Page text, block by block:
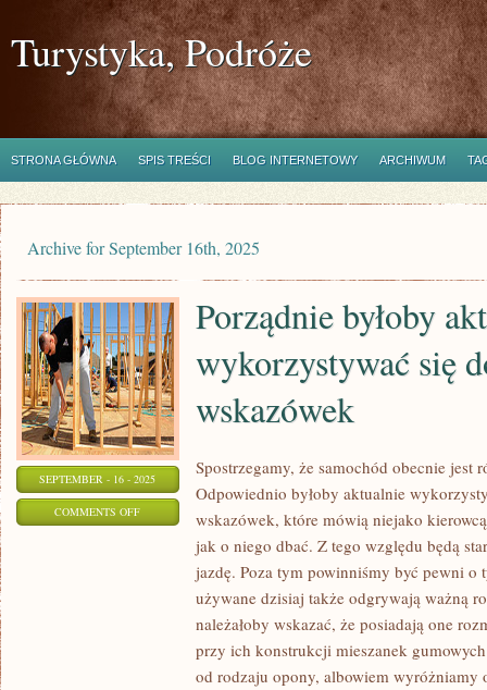
Turystyka, Podróże
STRONA GŁÓWNA SPIS TREŚCI BLOG INTERNETOWY ARCHIWUM
Archive for September 16th, 2025
SEPTEMBER - 16 - 2025
COMMENTS OFFON
PORZĄDNIE
WYKORZYSTYWAĆ
Porządnie byłoby
wykorzystywać się
wskazówek
Spostrzegamy, że samochód obecnie jest
Odpowiednio byłoby aktualnie
wskazówek, które mówią niejako
jak o niego dbać. Z tego względu będą
jazdę. Poza tym powinniśmy być pewni o
używane dzisiaj także odgrywają ważną
należałoby wskazać, że posiadają one
przy ich konstrukcji mieszanek
od rodzaju opony, albowiem wyróżniamy